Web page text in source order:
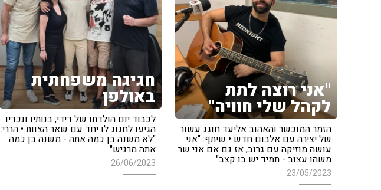
חגיגה משפחתית
באולפן
לכבוד יום הולדתו של דידי, בנותיו ונכדיו
הגיעו לחגוג לו יחד עם שאר הצוות • הררי:
"לא משנה בן כמה אתה - משנה בן כמה
אתה מרגיש"
26/06/2023
"אני רוצה לתת
לקהל שלי חוויה"
הזמר המוכשר והאהוב אליעד חוגג עשור
של יצירה עם אלבום חדש • שיתף: "אני
עושה מוזיקה עם גרוב, אז גם אם אני שר
משהו עצוב - תמיד יש בו קצב"
23/05/2023